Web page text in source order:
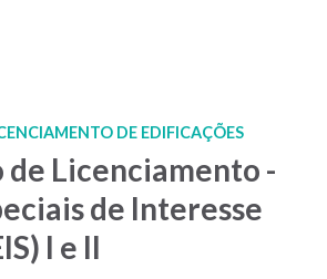
DE EDIFICAÇÕES
Licenciamento -
de Interesse
I e II